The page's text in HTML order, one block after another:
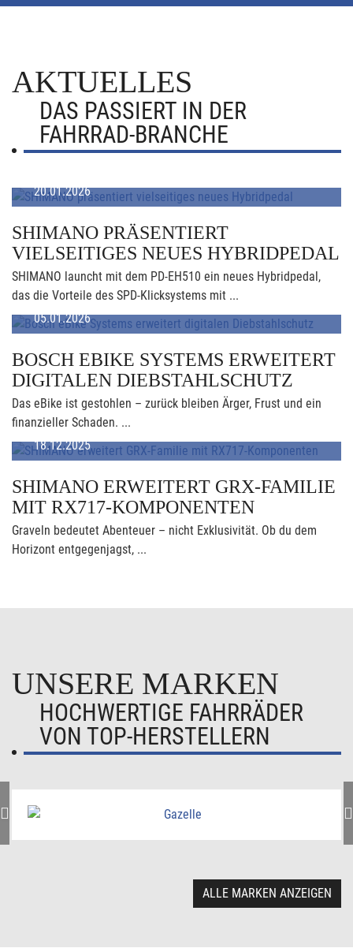
AKTUELLES
DAS PASSIERT IN DER
FAHRRAD-BRANCHE
20.01.2026
SHIMANO PRÄSENTIERT
VIELSEITIGES NEUES HYBRIDPEDAL
SHIMANO launcht mit dem PD-EH510 ein neues Hybridpedal,
das die Vorteile des SPD-Klicksystems mit ...
05.01.2026
BOSCH EBIKE SYSTEMS ERWEITERT
DIGITALEN DIEBSTAHLSCHUTZ
Das eBike ist gestohlen – zurück bleiben Ärger, Frust und ein
finanzieller Schaden. ...
18.12.2025
SHIMANO ERWEITERT GRX-FAMILIE
MIT RX717-KOMPONENTEN
Graveln bedeutet Abenteuer – nicht Exklusivität. Ob du dem
Horizont entgegenjagst, ...
UNSERE MARKEN
HOCHWERTIGE FAHRRÄDER
VON TOP-HERSTELLERN
ALLE MARKEN ANZEIGEN